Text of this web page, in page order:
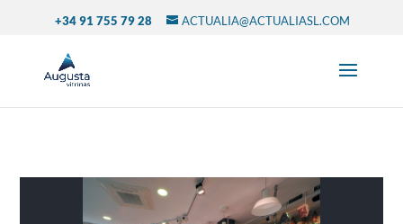
+34 91 755 79 28 ACTUALIA@ACTUALIASL.COM